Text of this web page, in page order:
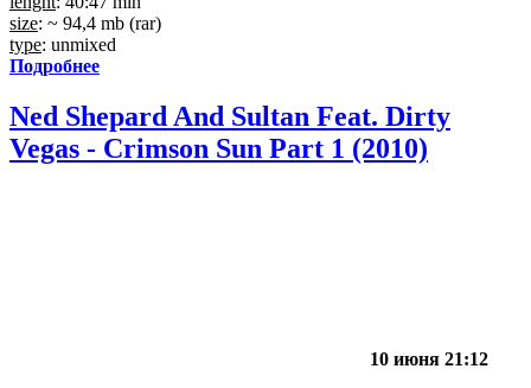
size: ~ 94,4 mb (rar)
type: unmixed
Подробнее
Ned Shepard And Sultan Feat. Dirty
Vegas - Crimson Sun Part 1 (2010)
10 июня 21:12